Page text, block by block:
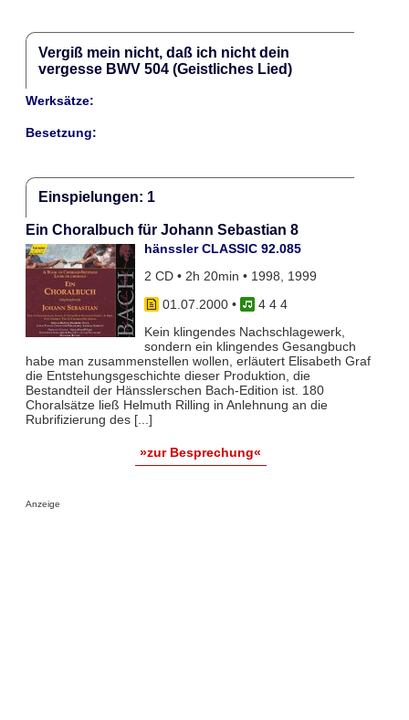
Vergiß mein nicht, daß ich nicht dein
vergesse BWV 504 (Geistliches Lied)
Werksätze:
Besetzung:
Einspielungen: 1
Ein Choralbuch für Johann Sebastian 8
hänssler CLASSIC 92.085
2 CD • 2h 20min • 1998, 1999
01.07.2000•
4 4 4
Kein klingendes Nachschlagewerk,
sondern ein klingendes Gesangbuch
habe man zusammenstellen wollen, erläutert Elisabeth Graf
die Entstehungsgeschichte dieser Produktion, die
Bestandteil der Hänsslerschen Bach-Edition ist. 180
Choralsätze ließ Helmuth Rilling in Anlehnung an die
Rubrifizierung des [...]
»zur Besprechung«
Anzeige